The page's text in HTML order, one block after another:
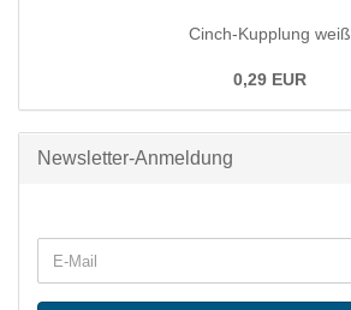
Cinch-Kupplung weiß
0,29 EUR
Newsletter-Anmeldung